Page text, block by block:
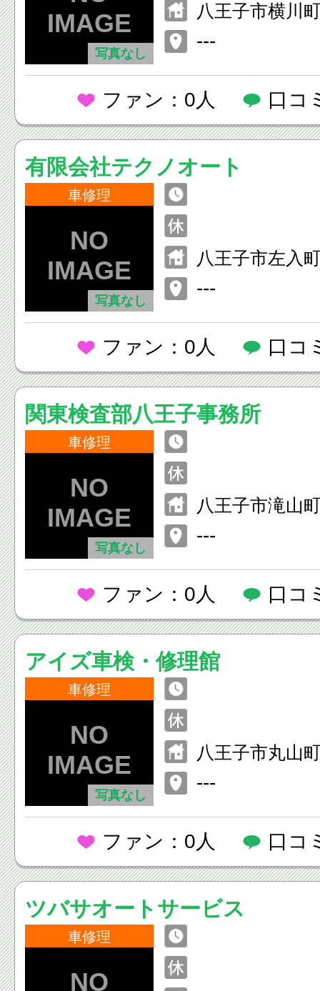
写真なし
八王子市横川
---
ファン：0人 口コ
有限会社テクノオート
車修理
写真なし
八王子市左入
---
ファン：0人 口コ
関東検査部八王子事務所
車修理
写真なし
八王子市滝山
---
ファン：0人 口コ
アイズ車検・修理館
車修理
写真なし
八王子市丸山
---
ファン：0人 口コ
ツバサオートサービス
車修理